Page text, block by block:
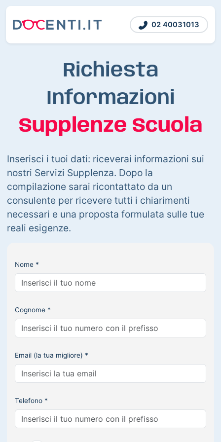
02 40031013
Richiesta
Informazioni
Supplenze Scuola
Inserisci i tuoi dati: riceverai informazioni sui
nostri Servizi Supplenza. Dopo la
compilazione sarai ricontattato da un
consulente per ricevere tutti i chiarimenti
necessari e una proposta formulata sulle tue
reali esigenze.
Nome *
Cognome *
Email (la tua migliore) *
Telefono *